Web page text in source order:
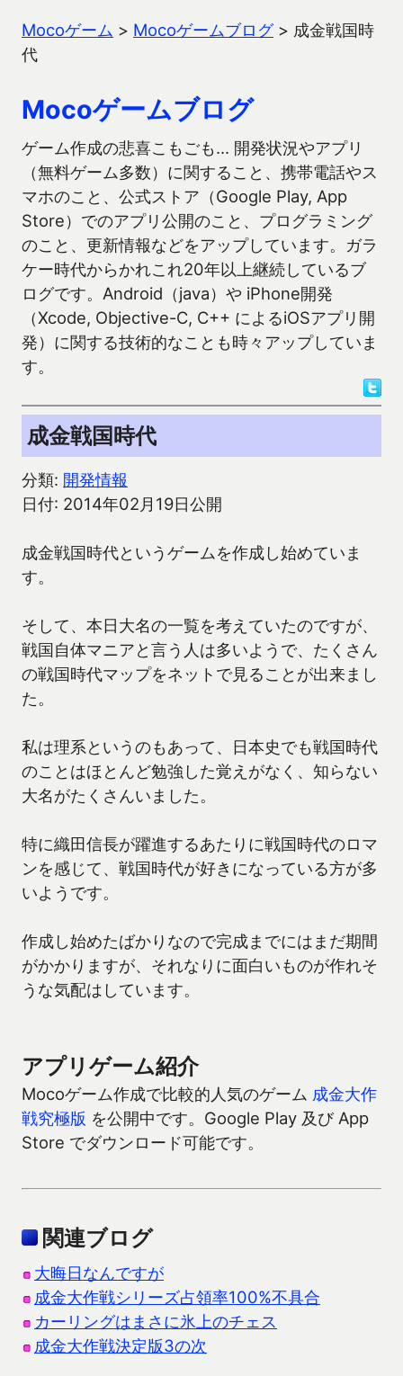
Mocoゲーム > Mocoゲームブログ> 成金戦国時
代
Mocoゲームブログ
ゲーム作成の悲喜こもごも… 開発状況やアプリ
（無料ゲーム多数）に関すること、携帯電話やス
マホのこと、公式ストア（Google Play, App
Store）でのアプリ公開のこと、プログラミング
のこと、更新情報などをアップしています。ガラ
ケー時代からかれこれ20年以上継続しているブ
ログです。Android（java）や iPhone開発
（Xcode, Objective-C, C++ によるiOSアプリ開
発）に関する技術的なことも時々アップしていま
す。
成金戦国時代
分類: 開発情報
日付: 2014年02月19日公開
成金戦国時代というゲームを作成し始めていま
す。
そして、本日大名の一覧を考えていたのですが、
戦国自体マニアと言う人は多いようで、たくさん
の戦国時代マップをネットで見ることが出来まし
た。
私は理系というのもあって、日本史でも戦国時代
のことはほとんど勉強した覚えがなく、知らない
大名がたくさんいました。
特に織田信長が躍進するあたりに戦国時代のロマ
ンを感じて、戦国時代が好きになっている方が多
いようです。
作成し始めたばかりなので完成までにはまだ期間
がかかりますが、それなりに面白いものが作れそ
うな気配はしています。
アプリゲーム紹介
Mocoゲーム作成で比較的人気のゲーム 成金大作
戦究極版 を公開中です。Google Play 及び App
Store でダウンロード可能です。
関連ブログ
大晦日なんですが
成金大作戦シリーズ占領率100%不具合
カーリングはまさに氷上のチェス
成金大作戦決定版3の次